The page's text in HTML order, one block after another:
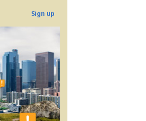
Sign up